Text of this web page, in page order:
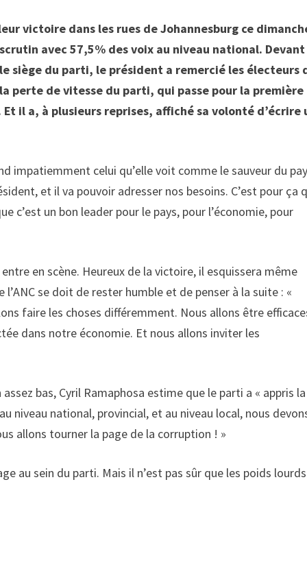
victoire dans les rues de Johannesburg ce
avec 57,5% des voix au niveau national.
siège du parti, le président a remercié les électeurs
perte de vitesse du parti, qui passe pour la
il a, à plusieurs reprises, affiché sa volonté d’écrire
impatiemment celui qu’elle voit comme le sauveur du
et il va pouvoir adresser nos besoins. C’est pour ça
c’est un bon leader pour le pays, pour l’économie, pour
en scène. Heureux de la victoire, il esquissera même
se doit de rester humble et de penser à la suite : «
faire les choses différemment. Nous allons être
dans notre économie. Et nous allons inviter les
bas, Cyril Ramaphosa estime que le parti a « appris la
niveau national, provincial, et au niveau local, nous
allons tourner la page de la corruption ! »
au sein du parti. Mais il n’est pas sûr que les poids lourds